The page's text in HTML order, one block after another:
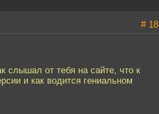
# 18
слышал от тебя на сайте, что к
и как водится гениальном